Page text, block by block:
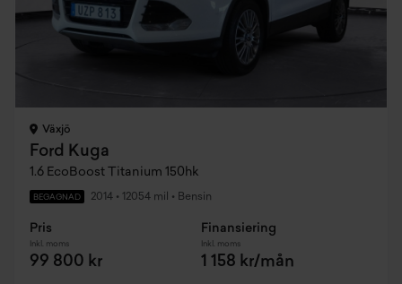
Växjö
Ford Kuga
1.6 EcoBoost Titanium 150hk
BEGAGNAD 2014 • 12054 mil • Bensin
Pris
Inkl. moms
99 800 kr
Finansiering
Inkl. moms
1 158 kr/mån